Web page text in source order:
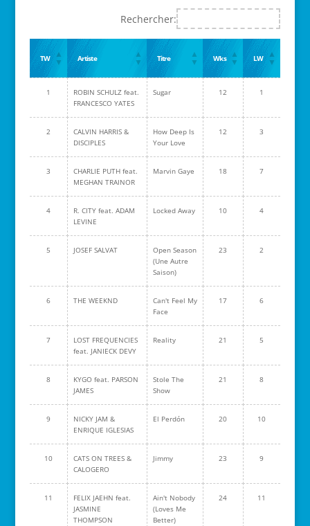
Rechercher:
TW Artiste Titre Wks LW
1
ROBIN SCHULZ feat.
FRANCESCO YATES
Sugar 12 1
2
CALVIN HARRIS &
DISCIPLES
How Deep Is
Your Love
12 3
3
CHARLIE PUTH feat.
MEGHAN TRAINOR
Marvin Gaye 18 7
4
R. CITY feat. ADAM
LEVINE
Locked Away 10 4
5 JOSEF SALVAT
Open Season
(Une Autre
Saison)
23 2
6 THE WEEKND
Can't Feel My
Face
17 6
7
LOST FREQUENCIES
feat. JANIECK DEVY
Reality 21 5
8
KYGO feat. PARSON
JAMES
Stole The
Show
21 8
9
NICKY JAM &
ENRIQUE IGLESIAS
El Perdón 20 10
10
CATS ON TREES &
CALOGERO
Jimmy 23 9
11
FELIX JAEHN feat.
JASMINE
THOMPSON
Ain't Nobody
(Loves Me
Better)
24 11